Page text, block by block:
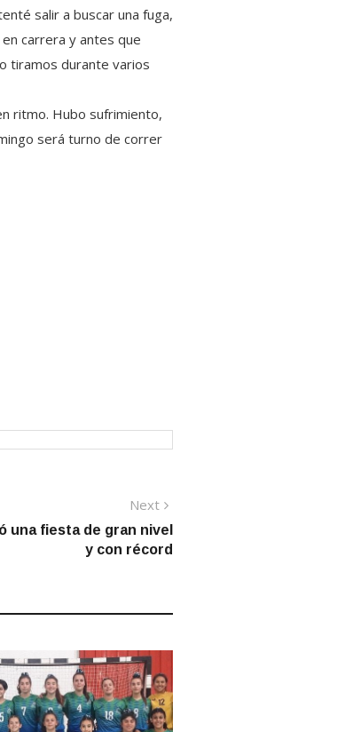
salir a buscar una fuga,
carrera y antes que
tiramos durante varios
ritmo. Hubo sufrimiento,
será turno de correr
Next
post:
una fiesta de gran nivel
y con récord